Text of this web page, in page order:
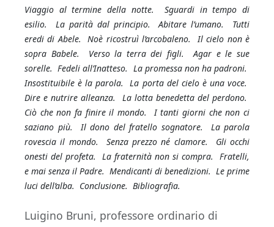
Viaggio al termine della notte. Sguardi in tempo di
esilio. La parità dal principio. Abitare l’umano. Tutti
eredi di Abele. Noè ricostruì l’arcobaleno. Il cielo non è
sopra Babele. Verso la terra dei figli. Agar e le sue
sorelle. Fedeli all’Inatteso. La promessa non ha padroni.
Insostituibile è la parola. La porta del cielo è una voce.
Dire e nutrire alleanza. La lotta benedetta del perdono.
Ciò che non fa finire il mondo. I tanti giorni che non ci
saziano più. Il dono del fratello sognatore. La parola
rovescia il mondo. Senza prezzo né clamore. Gli occhi
onesti del profeta. La fraternità non si compra. Fratelli,
e mai senza il Padre. Mendicanti di benedizioni. Le prime
luci dell’alba. Conclusione. Bibliografia.
Luigino Bruni, professore ordinario di